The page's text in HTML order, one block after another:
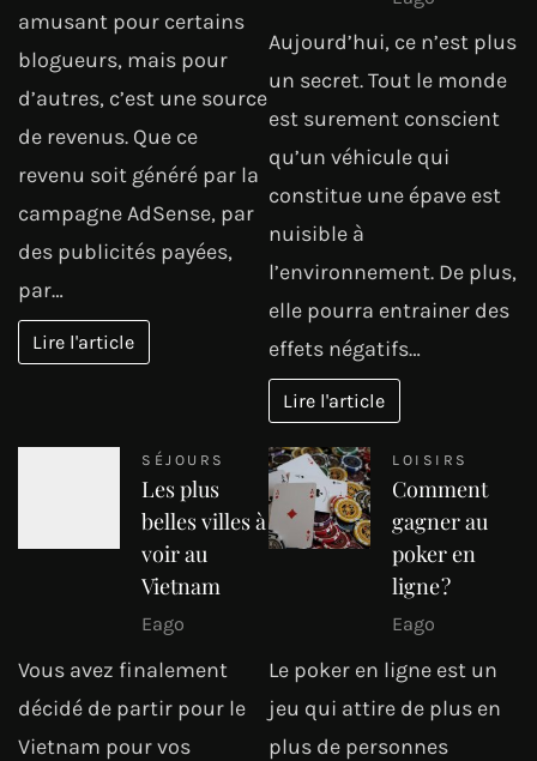
amusant pour certains
blogueurs, mais pour
d’autres, c’est une source
de revenus. Que ce
revenu soit généré par la
campagne AdSense, par
des publicités payées,
par…
Lire l'article
Aujourd’hui, ce n’est plus
un secret. Tout le monde
est surement conscient
qu’un véhicule qui
constitue une épave est
nuisible à
l’environnement. De plus,
elle pourra entrainer des
effets négatifs…
Lire l'article
SÉJOURS
Les plus
belles villes à
voir au
Vietnam
Eago
Vous avez finalement
décidé de partir pour le
Vietnam pour vos
LOISIRS
Comment
gagner au
poker en
ligne ?
Eago
Le poker en ligne est un
jeu qui attire de plus en
plus de personnes